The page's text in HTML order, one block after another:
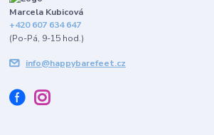
Marcela Kubicová
+420 607 634 647
(Po-Pá, 9-15 hod.)
info@happybarefeet.cz